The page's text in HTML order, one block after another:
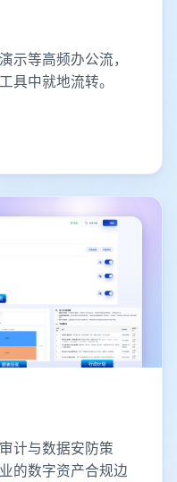
示等高频办公流，
具中就地流转。
计与数据安防策
的数字资产合规边